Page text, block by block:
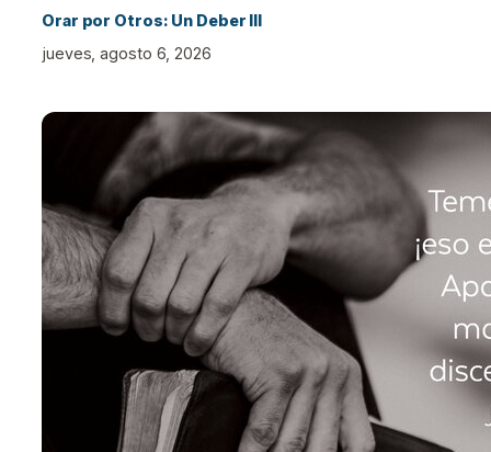
Orar por Otros: Un Deber III
jueves, agosto 6, 2026